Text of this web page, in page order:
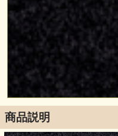
商品説明